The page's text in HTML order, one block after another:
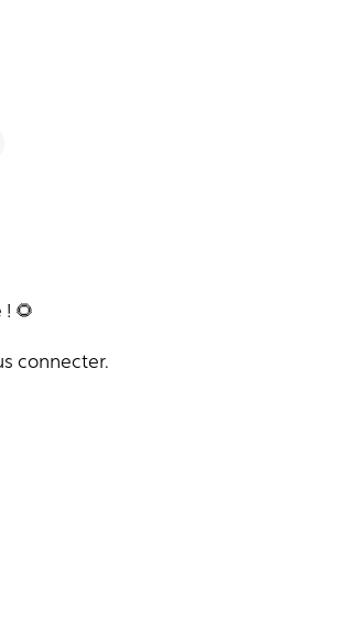
🌻
connecter.